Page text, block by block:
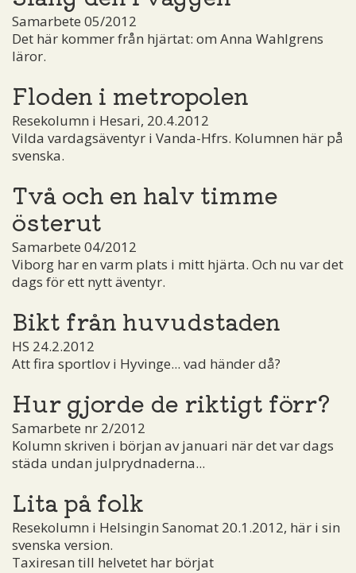
Samarbete 05/2012
Det här kommer från hjärtat: om Anna Wahlgrens
läror.
Floden i metropolen
Resekolumn i Hesari, 20.4.2012
Vilda vardagsäventyr i Vanda-Hfrs. Kolumnen här på
svenska.
Två och en halv timme
österut
Samarbete 04/2012
Viborg har en varm plats i mitt hjärta. Och nu var det
dags för ett nytt äventyr.
Bikt från huvudstaden
HS 24.2.2012
Att fira sportlov i Hyvinge... vad händer då?
Hur gjorde de riktigt förr?
Samarbete nr 2/2012
Kolumn skriven i början av januari när det var dags
städa undan julprydnaderna...
Lita på folk
Resekolumn i Helsingin Sanomat 20.1.2012, här i sin
svenska version.
Taxiresan till helvetet har börjat